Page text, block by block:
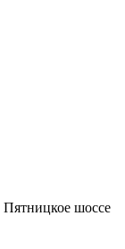
Пятницкое шоссе